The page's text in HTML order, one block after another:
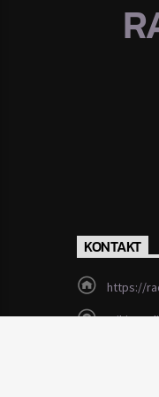
KONTAKT
https://